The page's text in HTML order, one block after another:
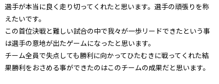
選手が本当に良く走り切ってくれたと思います。選手の頑張りを称
えたいです。
この首位決戦と難しい試合の中で我々が一歩リードできたという事
は選手の意地が出たゲームになったと思います。
チーム全員で失点しても勝利に向かってひたむきに戦ってくれた結
果勝利をおさめる事ができたのはこのチームの成果だと思います。